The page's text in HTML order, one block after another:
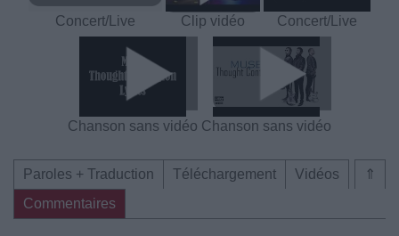
Concert/Live Clip vidéo Concert/Live
Chanson sans vidéo Chanson sans vidéo
⇑
Paroles + Traduction Téléchargement
Vidéos
Commentaires